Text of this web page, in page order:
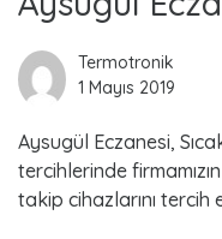
a
t
e
s
Termotronik
1 Mayıs 2019
Aysugül Eczanesi,
tercihlerinde
takip cihazlarını tercih